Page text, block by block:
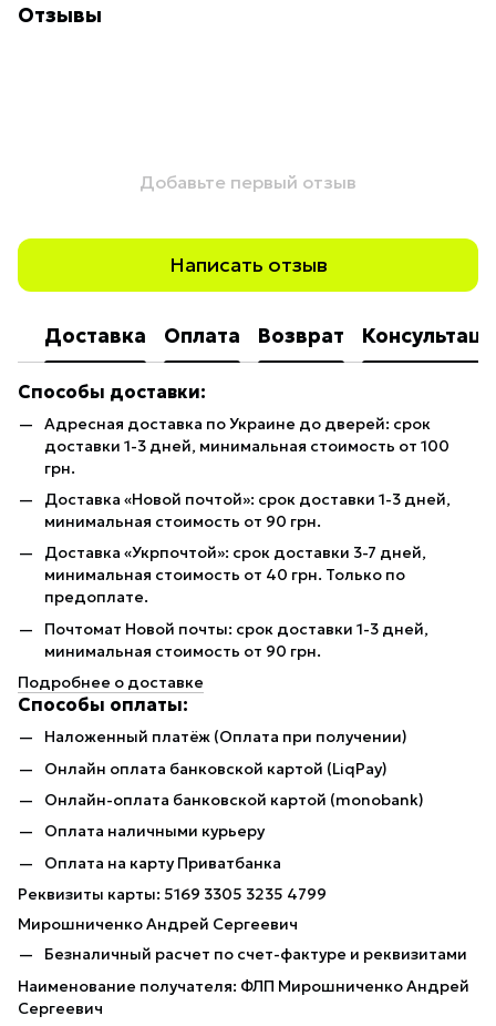
Отзывы
Добавьте первый отзыв
Написать отзыв
Доставка Оплата Возврат
Способы доставки:
Адресная доставка по Украине до дверей: срок
доставки 1-3 дней, минимальная стоимость от 100
грн.
Доставка «Новой почтой»: срок доставки 1-3 дней,
минимальная стоимость от 90 грн.
Доставка «Укрпочтой»: срок доставки 3-7 дней,
минимальная стоимость от 40 грн. Только по
предоплате.
Почтомат Новой почты: срок доставки 1-3 дней,
минимальная стоимость от 90 грн.
Подробнее о доставке
Способы оплаты:
Наложенный платёж (Оплата при получении)
Онлайн оплата банковской картой (LiqPay)
Онлайн-оплата банковской картой (monobank)
Оплата наличными курьеру
Оплата на карту Приватбанка
Реквизиты карты: 5169 3305 3235 4799
Мирошниченко Андрей Сергеевич
Безналичный расчет по счет-фактуре и реквизитами
Наименование получателя: ФЛП Мирошниченко Андрей
Сергеевич